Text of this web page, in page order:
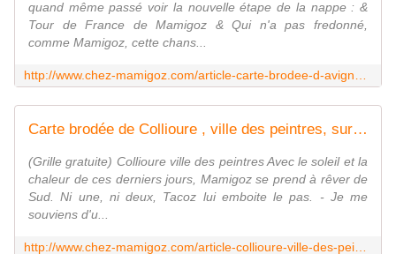
quand même passé voir la nouvelle étape de la nappe : &
Tour de France de Mamigoz & Qui n'a pas fredonné,
comme Mamigoz, cette chans...
Carte brodée de Collioure , ville des peintres, sur la nappe de Mamigoz - Chez Mamigoz
(Grille gratuite) Collioure ville des peintres Avec le soleil et la
chaleur de ces derniers jours, Mamigoz se prend à rêver de
Sud. Ni une, ni deux, Tacoz lui emboite le pas. - Je me
souviens d'u...